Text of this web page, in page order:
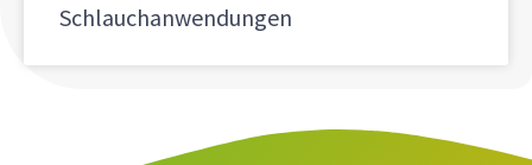
Schlauchanwendungen